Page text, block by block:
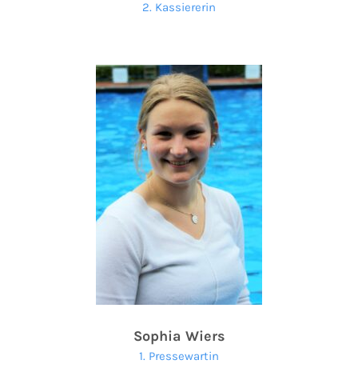
2. Kassiererin
Sophia Wiers
1. Pressewartin